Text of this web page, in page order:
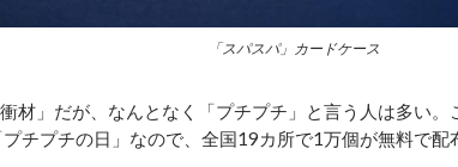
「スパスパ」カードケース
材」だが、なんとなく「プチプチ」と言う人は多い
チプチの日」なので、全国19カ所で1万個が無料で